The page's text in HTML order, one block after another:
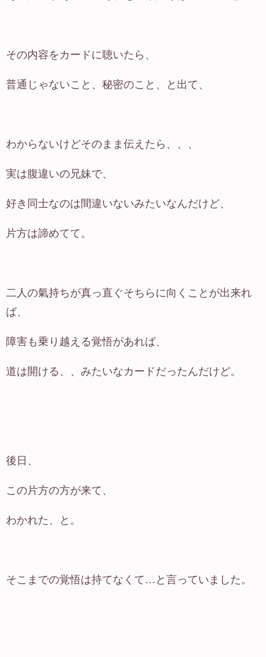
その内容をカードに聴いたら、
普通じゃないこと、秘密のこと、と出て、
わからないけどそのまま伝えたら、、、
実は腹違いの兄妹で、
好き同士なのは間違いないみたいなんだけど、
片方は諦めてて。
二人の氣持ちが真っ直ぐそちらに向くことが出来れ
ば、
障害も乗り越える覚悟があれば、
道は開ける、、みたいなカードだったんだけど。
後日、
この片方の方が来て、
わかれた、と。
そこまでの覚悟は持てなくて…と言っていました。